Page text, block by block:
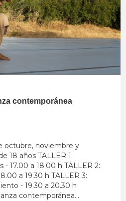
contemporánea
octubre, noviembre y
18 años TALLER 1:
- 17.00 a 18.00 h TALLER 2:
a 19.30 h TALLER 3:
- 19.30 a 20.30 h
contemporánea...